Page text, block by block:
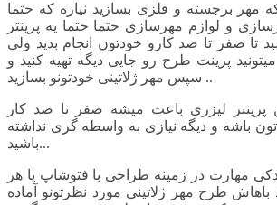
مهر برجسته و فلزی بسازید نیازه که حتما
و لوازم مهرسازی حتما حتما یه پرینتر
تا صفر تا صد کارو خودتون انجام بدید ولی
میتونید پرینت طرح رو جایی دیگه تهیه کنید و
سپس مهر ژلاتینی خودتونو بسازید ..
پرینتر لیزری باعث میشه صفر تا صد کار
باشه و دیگه نیازی به واسطه گری نداشته
باشید...
مهارت در زمینه طراحی با فتوشاپ یا هر
باهاش طرح مهر ژلاتینی مورد نظرتونو آماده